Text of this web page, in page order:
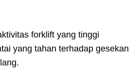
forklift yang tinggi
yang tahan terhadap gesekan